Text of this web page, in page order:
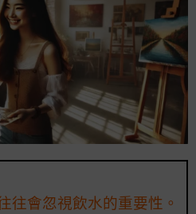
往會忽視飲水的重要性。